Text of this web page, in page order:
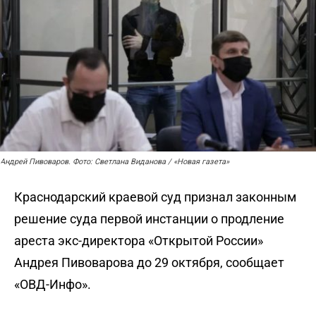
Андрей Пивоваров. Фото: Светлана Виданова / «Новая газета»
Краснодарский краевой суд признал законным
решение суда первой инстанции о продление
ареста экс-директора «Открытой России»
Андрея Пивоварова до 29 октября, сообщает
«ОВД-Инфо».